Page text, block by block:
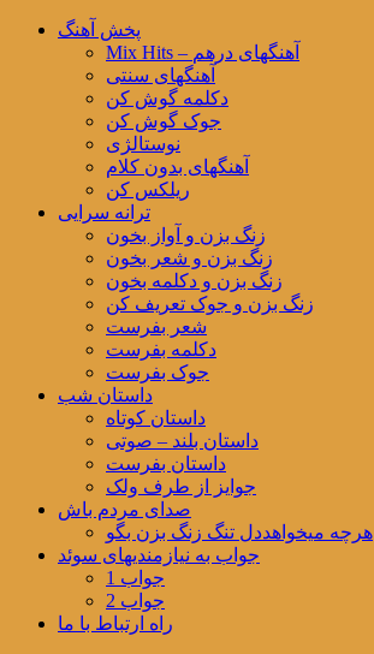
پخش آهنگ
Mix Hits – آهنگهای درهم
آهنگهای سنتی
دکلمه گوش کن
جوک گوش کن
نوستالژی
آهنگهای بدون کلام
ریلکس کن
ترانه سرایی
زنگ بزن و آواز بخون
زنگ بزن و شعر بخون
زنگ بزن و دکلمه بخون
زنگ بزن و جوک تعریف کن
شعر بفرست
دکلمه بفرست
جوک بفرست
داستان شب
داستان کوتاه
داستان بلند – صوتی
داستان بفرست
جوایز از طرف ولک
صدای مردم باش
هرچه میخواهددل تنگ زنگ بزن بگو
جواب به نیازمندیهای سوئد
جواب 1
جواب 2
راه ارتباط با ما